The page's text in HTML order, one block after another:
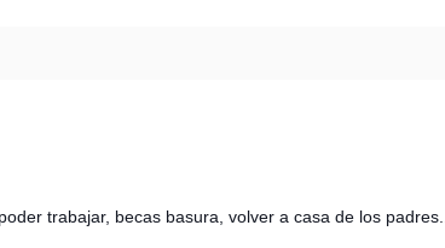
trabajar, becas basura, volver a casa de los padres...